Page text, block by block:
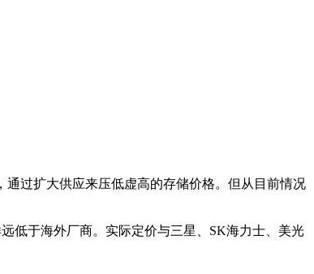
过扩大供应来压低虚高的存储价格。但从目前情况
低于海外厂商。实际定价与三星、SK海力士、美光